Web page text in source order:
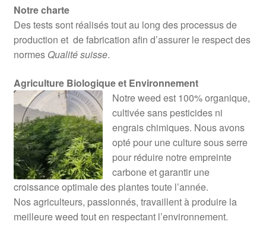
Notre charte
Des tests sont réalisés tout au long des processus de
production et de fabrication afin d’assurer le respect des
normes Qualité suisse.
Agriculture Biologique et Environnement
Notre weed est 100% organique,
cultivée sans pesticides ni
engrais chimiques. Nous avons
opté pour une culture sous serre
pour réduire notre empreinte
carbone et garantir une
croissance optimale des plantes toute l’année.
Nos agriculteurs, passionnés, travaillent à produire la
meilleure weed tout en respectant l’environnement.